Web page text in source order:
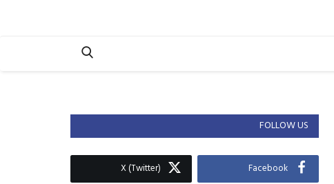
FOLLOW US
Facebook
X (Twitter)